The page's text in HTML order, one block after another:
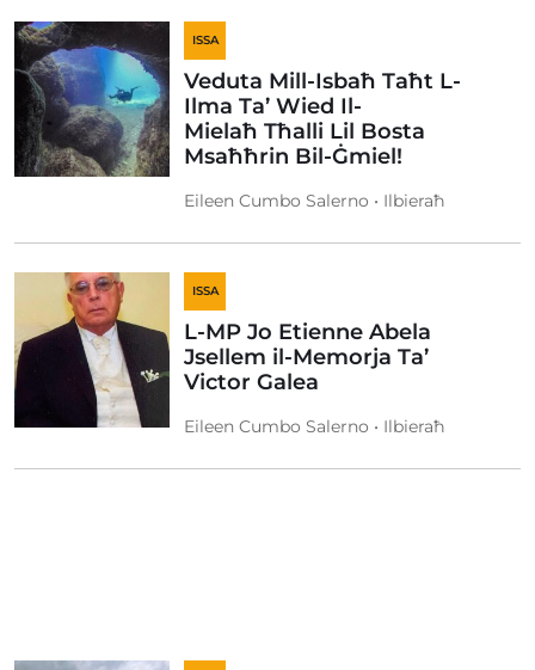
ISSA
Veduta Mill-Isbaħ Taħt L-
Ilma Ta’ Wied Il-
Mielaħ Tħalli Lil Bosta
Msaħħrin Bil-Ġmiel!
Eileen Cumbo Salerno • Ilbieraħ
ISSA
L-MP Jo Etienne Abela
Jsellem il-Memorja Ta’
Victor Galea
Eileen Cumbo Salerno • Ilbieraħ